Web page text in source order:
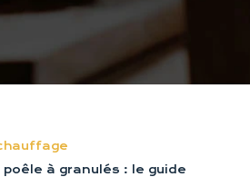
à granulés : le guide